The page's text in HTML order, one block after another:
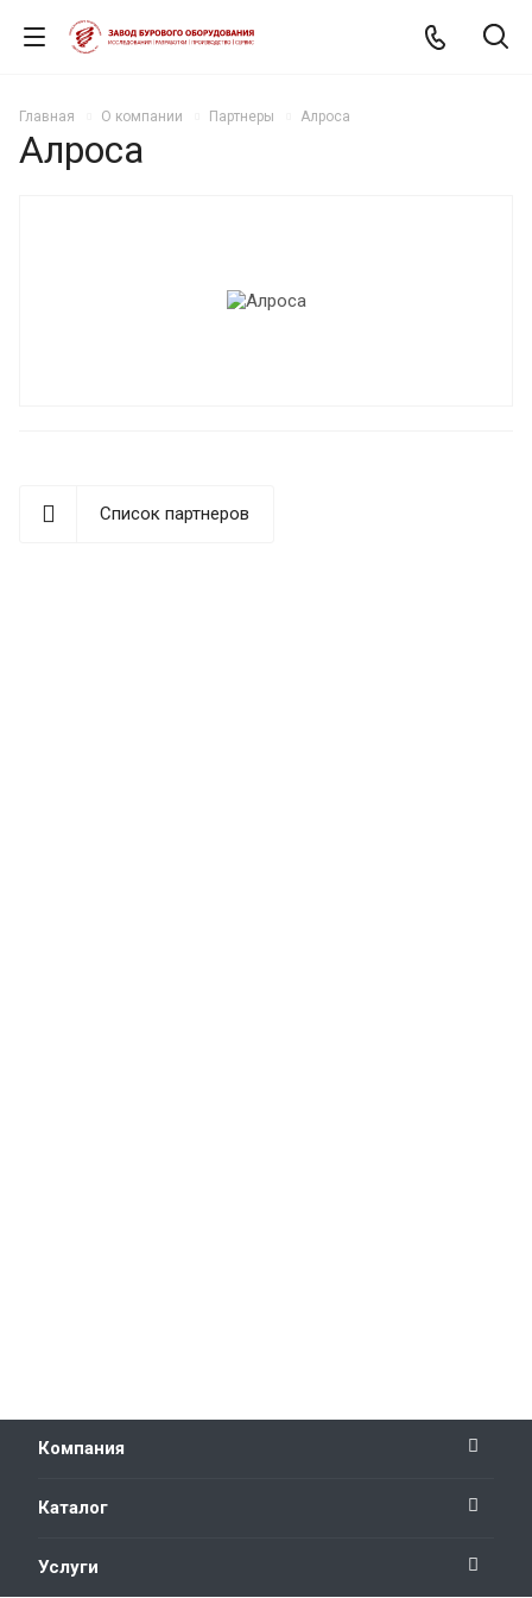
Главная О компании Партнеры Алроса
Алроса
Список партнеров
Компания
Каталог
Услуги